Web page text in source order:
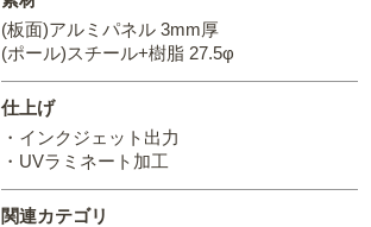
(板面)アルミパネル 3mm厚
(ポール)スチール+樹脂 27.5φ
仕上げ
・インクジェット出力
・UVラミネート加工
関連カテゴリ